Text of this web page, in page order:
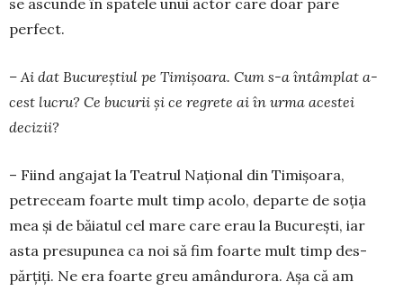
se ascunde în spa­tele unui actor care doar pare
perfect.
– Ai dat Bucu­reștiul pe Timișoara. Cum s-a întâmplat a­
cest lucru? Ce bucurii și ce regrete ai în urma acestei
decizii?
– Fiind angajat la Tea­trul Național din Ti­mișoara,
petreceam foar­te mult timp acolo, de­parte de soția
mea și de bă­iatul cel mare care e­rau la București, iar
asta pre­su­punea ca noi să fim foarte mult timp des­
părțiți. Ne era foarte greu amândurora. Așa că am